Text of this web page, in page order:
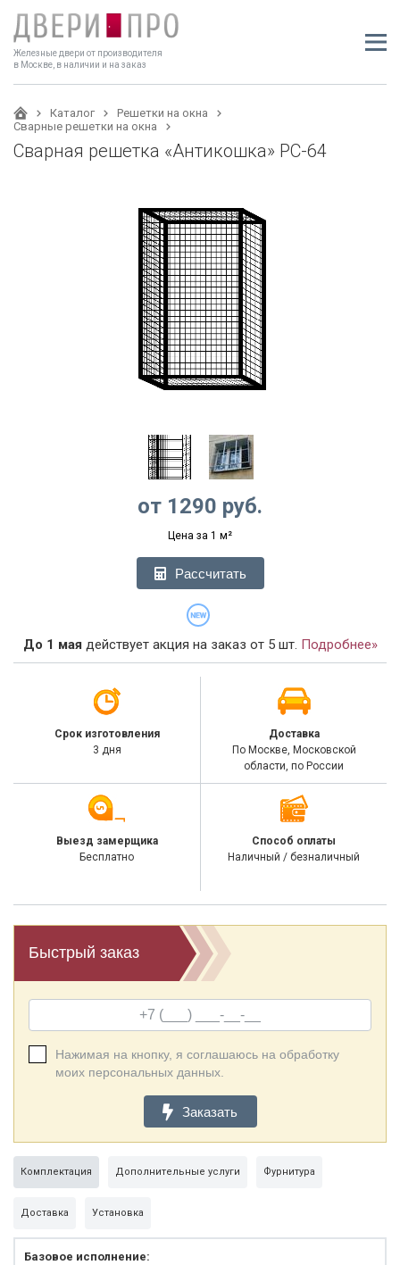
Железные двери от производителя
в Москве, в наличии и на заказ
Каталог
Решетки на окна
Сварные решетки на окна
Сварная решетка «Антикошка» РС-64
от 1290 руб.
Цена за 1 м²
Рассчитать
До 1 мая действует акция на заказ от 5 шт. Подробнее»
Срок изготовления
3 дня
Доставка
По Москве, Московской
области, по России
Выезд замерщика
Бесплатно
Способ оплаты
Наличный / безналичный
Быстрый заказ
Нажимая на кнопку, я соглашаюсь на обработку
моих персональных данных.
Заказать
Комплектация Дополнительные услуги Фурнитура
Доставка Установка
Базовое исполнение: